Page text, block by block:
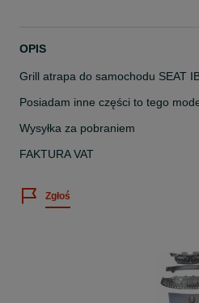
OPIS
Grill atrapa do samochodu SEAT
Posiadam inne części to tego
Wysyłka za pobraniem
FAKTURA VAT
Zgłoś